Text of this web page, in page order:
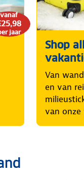
vanaf
jaar
Shop
Van
en van
van